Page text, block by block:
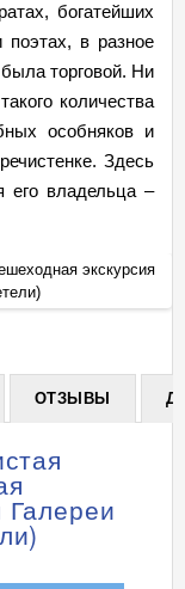
богатейших
поэтах, в разное
торговой. Ни
количества
особняков и
Здесь
его владельца –
+
экскурсия
ОТЗЫВЫ
Галереи